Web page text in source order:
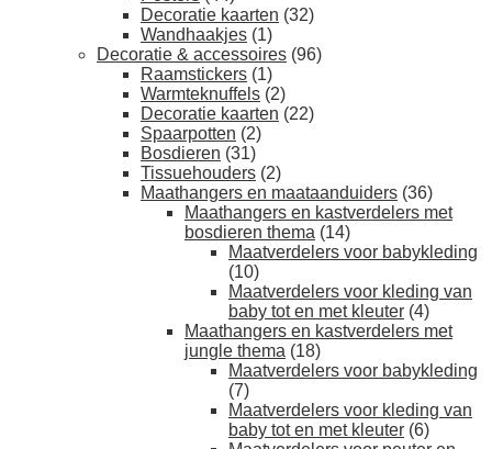
Decoratie kaarten (32)
Wandhaakjes (1)
Decoratie & accessoires (96)
Raamstickers (1)
Warmteknuffels (2)
Decoratie kaarten (22)
Spaarpotten (2)
Bosdieren (31)
Tissuehouders (2)
Maathangers en maataanduiders (36)
Maathangers en kastverdelers met
bosdieren thema (14)
Maatverdelers voor babykleding
(10)
Maatverdelers voor kleding van
baby tot en met kleuter (4)
Maathangers en kastverdelers met
jungle thema (18)
Maatverdelers voor babykleding
(7)
Maatverdelers voor kleding van
baby tot en met kleuter (6)